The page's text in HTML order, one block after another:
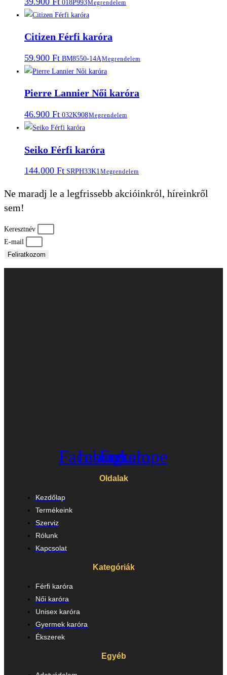
018P993Megrendelem
Citizen Férfi karóra
59.900 Ft BM8550-14AMegrendelem
Pierre Lannier Női karóra
46.900 Ft 032K908Megrendelem
Seiko Férfi karóra
144.000 Ft SRPH33K1Megrendelem
Ne maradj le a legfrissebb akcióinkról, híreinkről
sem!
Keresztnév
E-mail
Feliratkozom
Facebook
Instagram
Envelope
Oldalak
Kezdőlap
Termékeink
Szerviz
Rólunk
Kapcsolat
Kategóriák
Férfi karóra
Női karóra
Unisex karóra
Gyermek karóra
Ékszerek
Egyéb